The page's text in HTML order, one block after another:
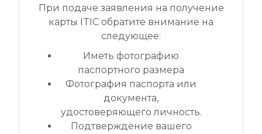
При подаче заявления на получение
карты ITIC обратите внимание на
следующее:
Иметь фотографию
паспортного размера
Фотография паспорта или
документа,
удостоверяющего личность.
Подтверждение вашего